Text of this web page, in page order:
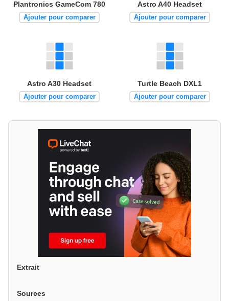
Plantronics GameCom 780
Ajouter pour comparer
Astro A40 Headset
Ajouter pour comparer
Astro A30 Headset
Ajouter pour comparer
Turtle Beach DXL1
Ajouter pour comparer
Extrait
Sources